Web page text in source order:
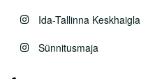
Ida-Tallinna Keskhaigla
Sünnitusmaja